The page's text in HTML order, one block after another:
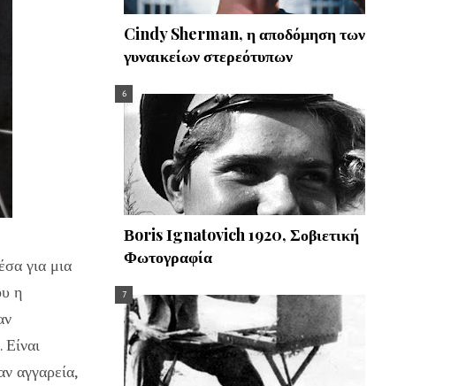
για μια
η
αγγαρεία,
Cindy Sherman, η αποδόμηση των
γυναικείων στερεότυπων
Βoris Ιgnatovich 1920, Σοβιετική
Φωτογραφία